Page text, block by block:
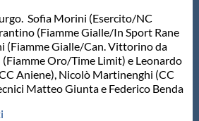
Sofia Morini (Esercito/NC
(Fiamme Gialle/In Sport Rane
(Fiamme Gialle/Can. Vittorino da
(Fiamme Oro/Time Limit) e Leonardo
Aniene), Nicolò Martinenghi (CC
Matteo Giunta e Federico Benda